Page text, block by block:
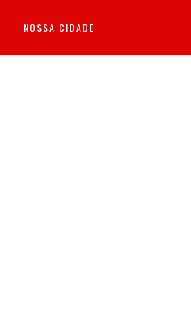
NOSSA CIDADE